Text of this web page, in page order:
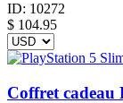
ID: 10272
$ 104.95
Coffret cadeau